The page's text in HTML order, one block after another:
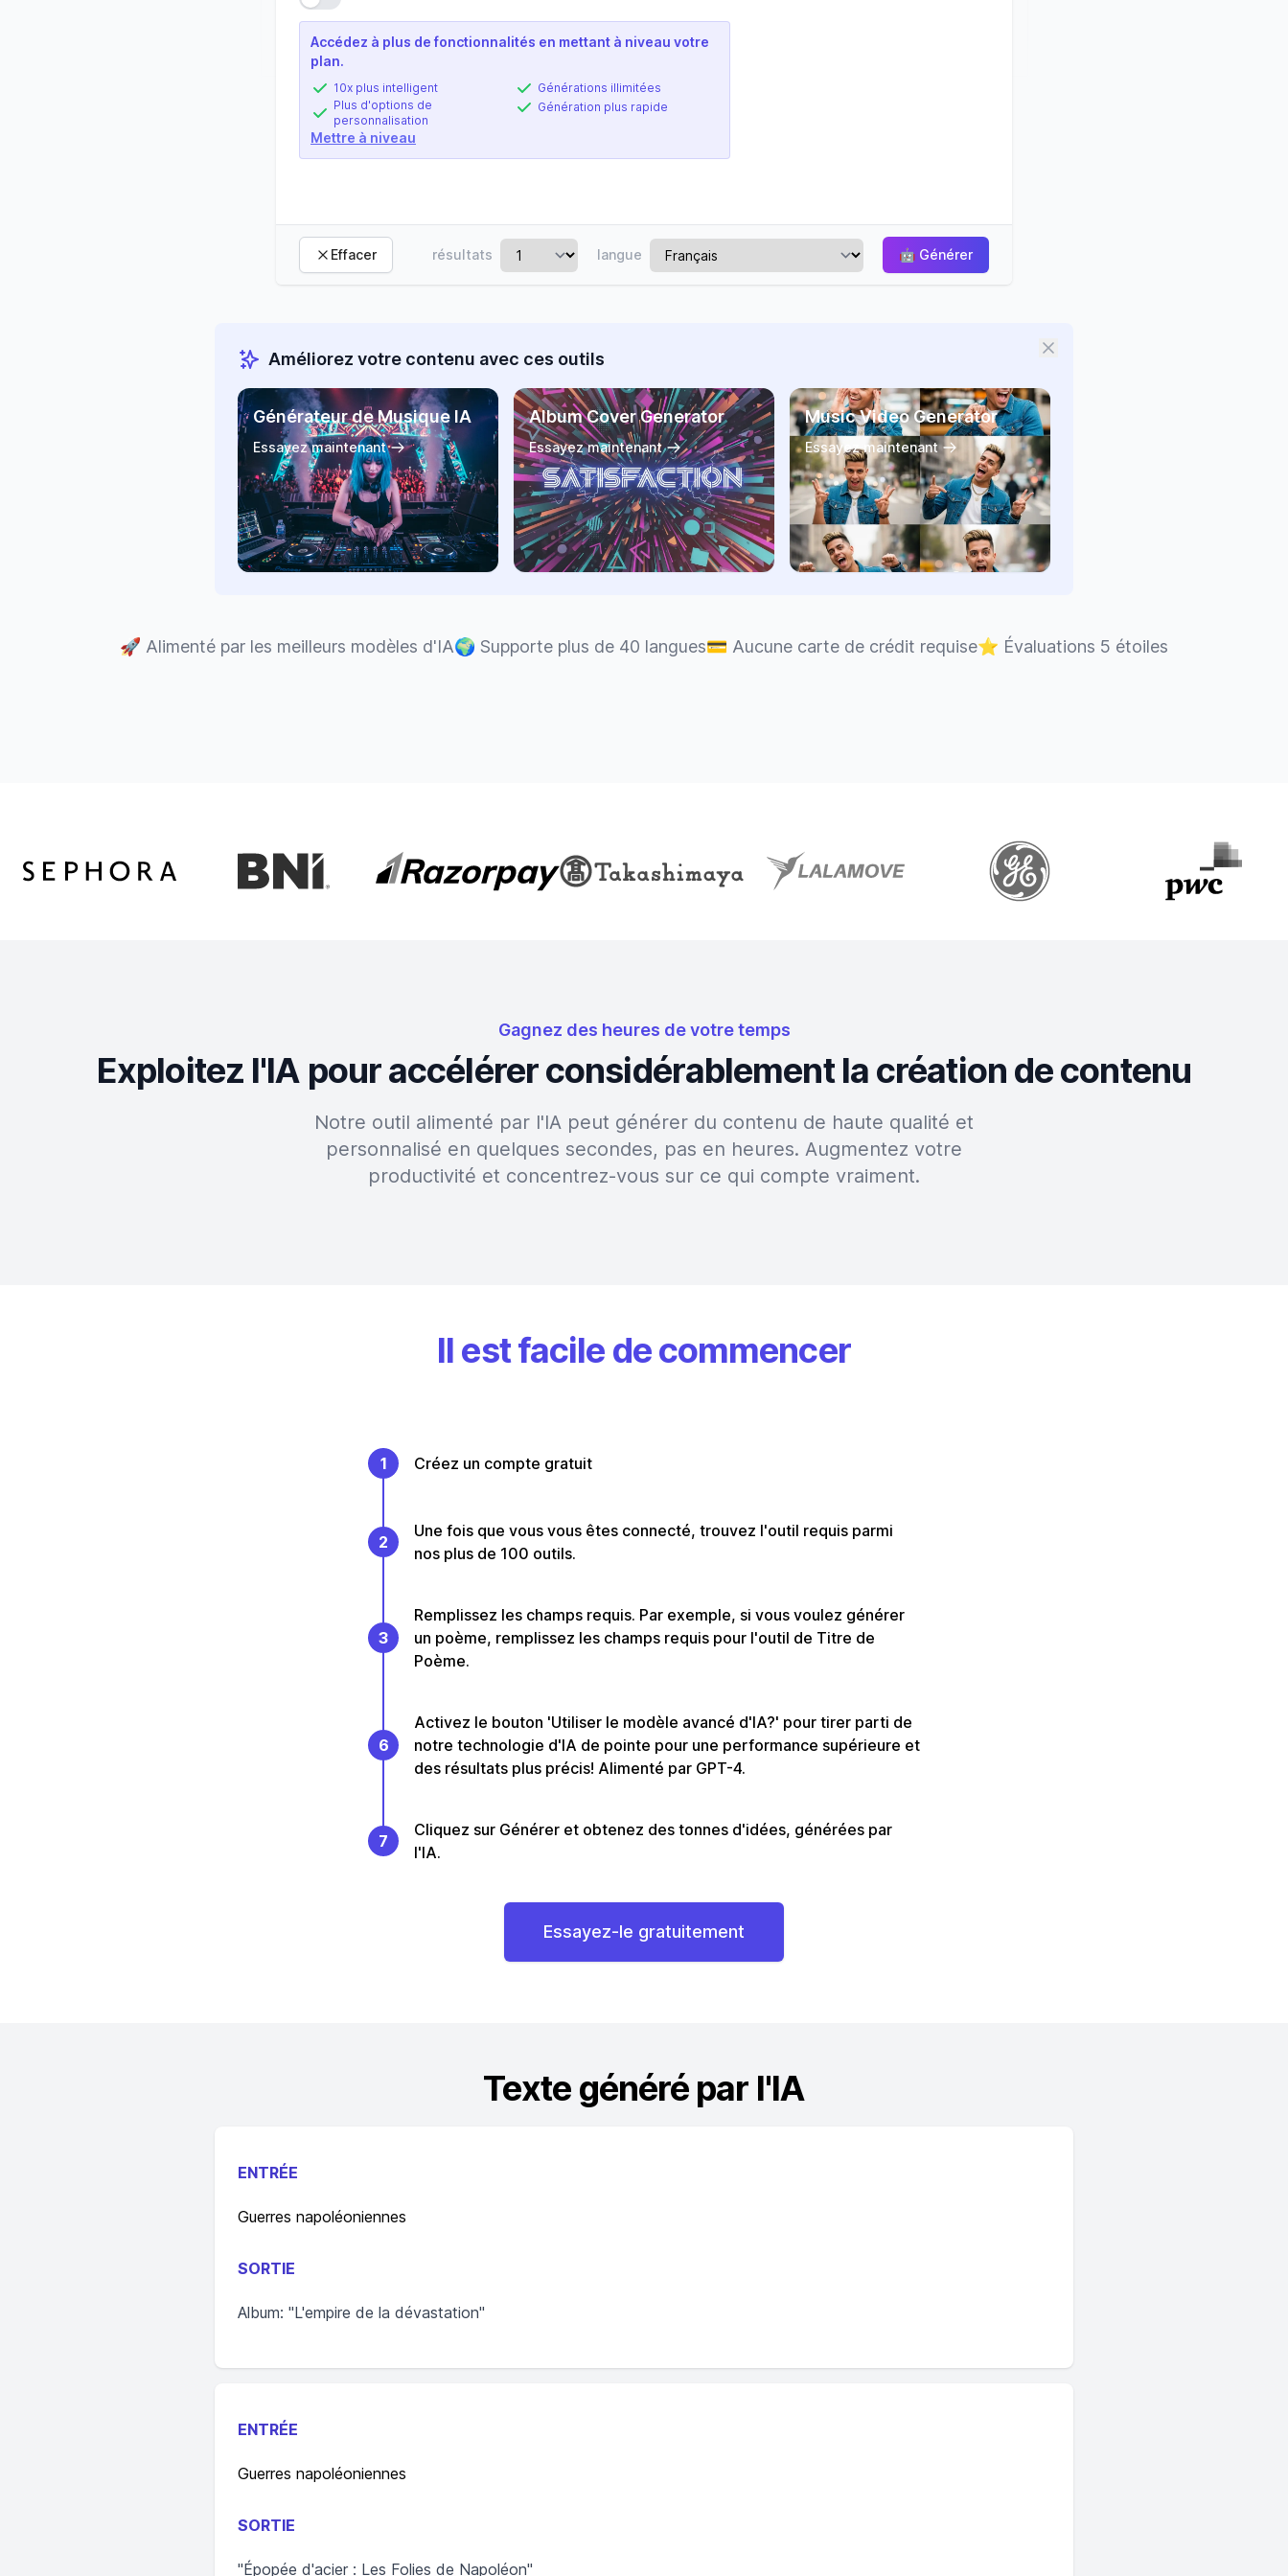
Accédez à plus de fonctionnalités en mettant à niveau votre
plan.
10x plus intelligent
Plus d'options de
personnalisation
Générations illimitées
Génération plus rapide
Mettre à niveau
Effacer résultats langue 🤖 Générer
Améliorez votre contenu avec ces outils
Générateur de Musique IA
Essayez maintenant
Album Cover Generator
Essayez maintenant
Music Video Generator
Essayez maintenant
🚀 Alimenté par les meilleurs modèles d'IA🌍 Supporte plus de 40 langues💳 Aucune carte de crédit requise⭐ Évaluations 5 étoiles
Gagnez des heures de votre temps
Exploitez l'IA pour accélérer considérablement la création de contenu
Notre outil alimenté par l'IA peut générer du contenu de haute qualité et
personnalisé en quelques secondes, pas en heures. Augmentez votre
productivité et concentrez-vous sur ce qui compte vraiment.
Il est facile de commencer
1 Créez un compte gratuit
2
Une fois que vous vous êtes connecté, trouvez l'outil requis parmi
nos plus de 100 outils.
3
Remplissez les champs requis. Par exemple, si vous voulez générer
un poème, remplissez les champs requis pour l'outil de Titre de
Poème.
6
Activez le bouton 'Utiliser le modèle avancé d'IA?' pour tirer parti de
notre technologie d'IA de pointe pour une performance supérieure et
des résultats plus précis! Alimenté par GPT-4.
7
Cliquez sur Générer et obtenez des tonnes d'idées, générées par
l'IA.
Essayez-le gratuitement
Texte généré par l'IA
ENTRÉE
Guerres napoléoniennes
SORTIE
Album: "L'empire de la dévastation"
ENTRÉE
Guerres napoléoniennes
SORTIE
"Épopée d'acier : Les Folies de Napoléon"